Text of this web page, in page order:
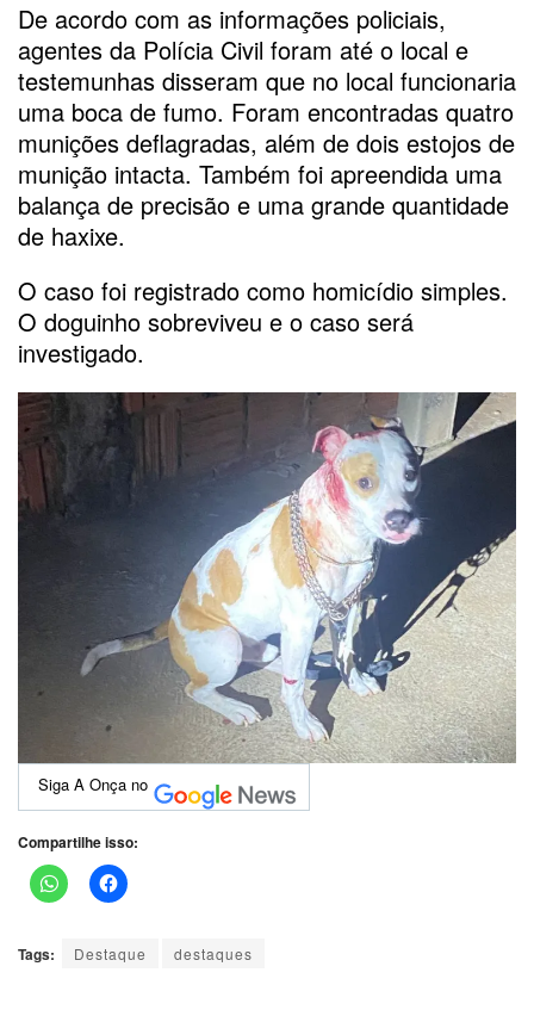
De acordo com as informações policiais,
agentes da Polícia Civil foram até o local e
testemunhas disseram que no local funcionaria
uma boca de fumo. Foram encontradas quatro
munições deflagradas, além de dois estojos de
munição intacta. Também foi apreendida uma
balança de precisão e uma grande quantidade
de haxixe.
O caso foi registrado como homicídio simples.
O doguinho sobreviveu e o caso será
investigado.
Siga A Onça no
Compartilhe isso:
Tags: Destaque destaques